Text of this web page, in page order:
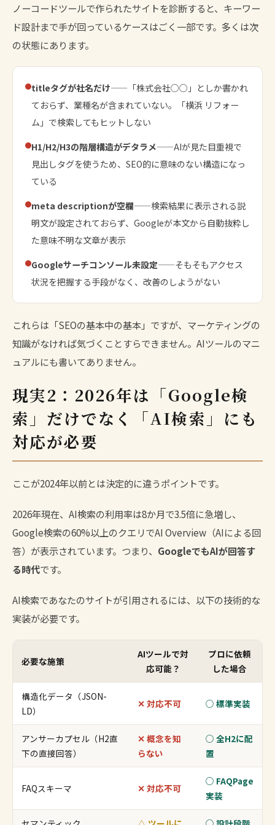
ノーコードツールで作られたサイトを診断すると、キーワー
ド設計まで手が回っているケースはごく一部です。多くは次
の状態にあります。
titleタグが社名だけ——「株式会社○○」としか書かれ
ておらず、業種名が含まれていない。「横浜 リフォー
ム」で検索してもヒットしない
H1/H2/H3の階層構造がデタラメ——AIが見た目重視で
見出しタグを使うため、SEO的に意味のない構造になっ
ている
meta descriptionが空欄——検索結果に表示される説
明文が設定されておらず、Googleが本文から自動抜粋し
た意味不明な文章が表示
Googleサーチコンソール未設定——そもそもアクセス
状況を把握する手段がなく、改善のしようがない
これらは「SEOの基本中の基本」ですが、マーケティングの
知識がなければ気づくことすらできません。AIツールのマニ
ュアルにも書いてありません。
現実2：2026年は「Google検
索」だけでなく「AI検索」にも
対応が必要
ここが2024年以前とは決定的に違うポイントです。
2026年現在、 AI検索の利用率は8か月で3.5倍に急増し、
Google検索の60%以上のクエリでAI Overview（AIによる回
答）が表示されています。つまり、 GoogleでもAIが回答す
る時代です。
AI検索であなたのサイトが引用されるには、以下の技術的な
実装が必要です。
必要な施策
AIツールで対
応可能？
プロに依頼
した場合
構造化データ（JSON-
LD）
✕ 対応不可 ○ 標準実装
アンサーカプセル（H2直
下の直接回答）
✕ 概念を知
らない
○ 全H2に配
置
FAQスキーマ ✕ 対応不可
○ FAQPage
実装